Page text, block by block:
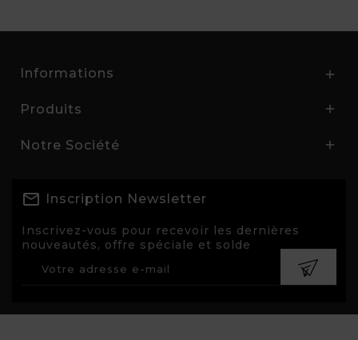
Informations 
Produits 
Notre Société 
Inscription Newsletter
Inscrivez-vous pour recevoir les dernières
nouveautés, offre spéciale et solde